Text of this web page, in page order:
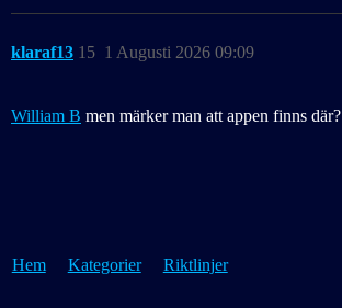
klaraf13 1 Augusti 2026 09:09
15
William B men märker man att appen finns där?
Hem Kategorier Riktlinjer